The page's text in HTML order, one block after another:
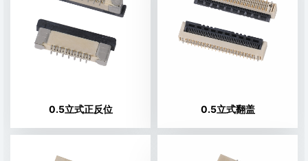
0.5立式正反位 0.5立式翻盖